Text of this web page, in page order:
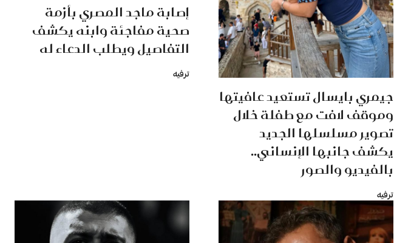
جيمري بايسال تستعيد عافيتها
وموقف لافت مع طفلة خلال
تصوير مسلسلها الجديد
يكشف جانبها الإنساني..
بالفيديو والصور
ترفيه
إصابة ماجد المصري بأزمة
صحية مفاجئة وابنه يكشف
التفاصيل ويطلب الدعاء له
ترفيه